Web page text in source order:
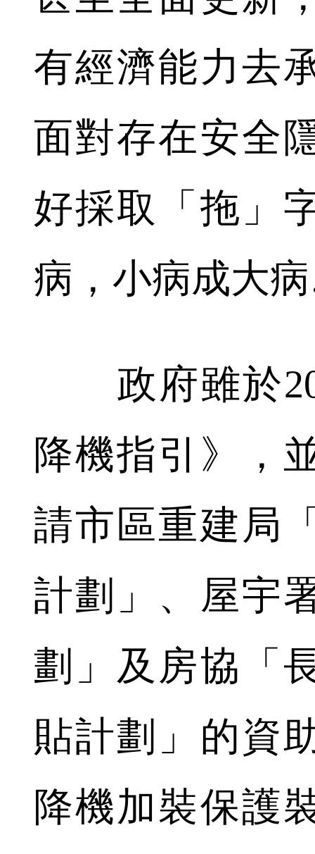
有經濟能力去
面對存在安全
好採取「拖」
病，小病成大
政府雖於
降機指引》，
請市區重建局
計劃」、屋宇
劃」及房協「
貼計劃」的資
降機加裝保護